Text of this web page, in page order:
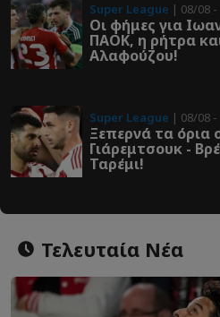
Super League | 08/08 -
Οι φήμες για
ΠΑΟΚ, η ρήτρα
Αλαφούζου!
Super League | 08/08 -
Ξεπερνά τα όρια
Γιάρεμτσουκ -
Ταρέμι!
Τελευταία Νέα